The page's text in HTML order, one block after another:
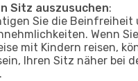
Sitz auszusuchen:
Sie die Beinfreiheit
Wenn Sie
mit Kindern reisen,
Ihren Sitz näher bei